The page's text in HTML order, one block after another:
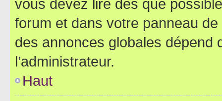
vous devez lire dès que
forum et dans votre panneau
des annonces globales dépend
l’administrateur.
Haut